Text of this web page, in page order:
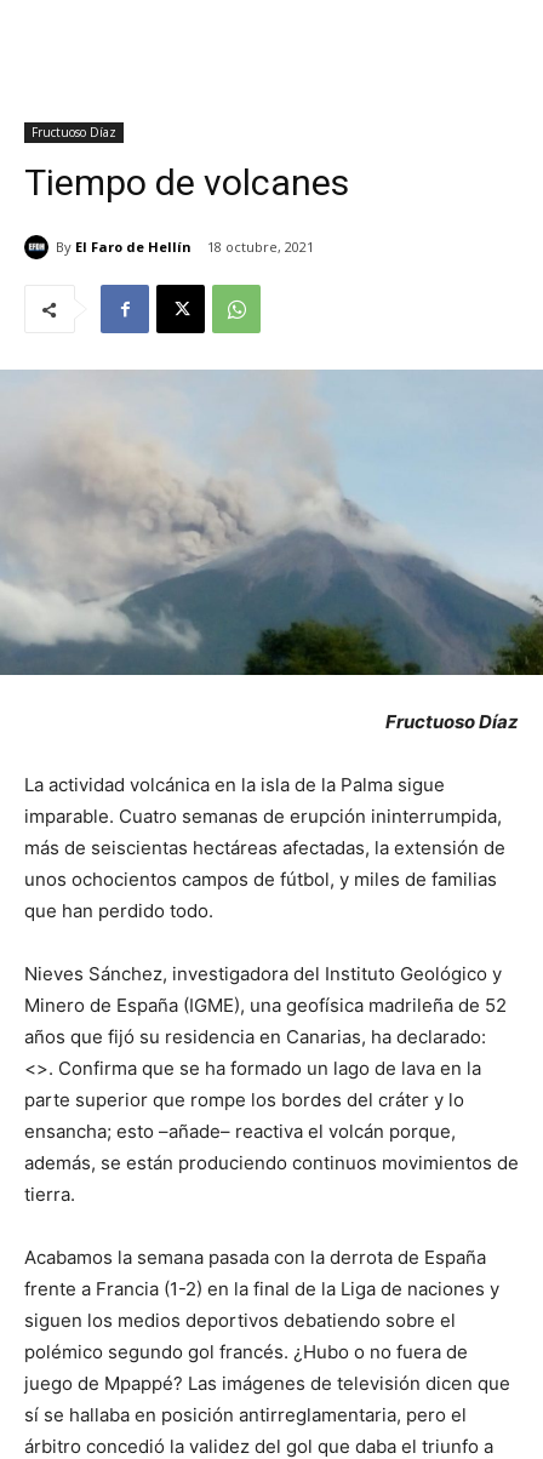
Fructuoso Díaz
Tiempo de volcanes
By El Faro de Hellín 18 octubre, 2021
Fructuoso Díaz
La actividad volcánica en la isla de la Palma sigue
imparable. Cuatro semanas de erupción ininterrumpida,
más de seiscientas hectáreas afectadas, la extensión de
unos ochocientos campos de fútbol, y miles de familias
que han perdido todo.
Nieves Sánchez, investigadora del Instituto Geológico y
Minero de España (IGME), una geofísica madrileña de 52
años que fijó su residencia en Canarias, ha declarado:
<>. Confirma que se ha formado un lago de lava en la
parte superior que rompe los bordes del cráter y lo
ensancha; esto –añade– reactiva el volcán porque,
además, se están produciendo continuos movimientos de
tierra.
Acabamos la semana pasada con la derrota de España
frente a Francia (1-2) en la final de la Liga de naciones y
siguen los medios deportivos debatiendo sobre el
polémico segundo gol francés. ¿Hubo o no fuera de
juego de Mpappé? Las imágenes de televisión dicen que
sí se hallaba en posición antirreglamentaria, pero el
árbitro concedió la validez del gol que daba el triunfo a